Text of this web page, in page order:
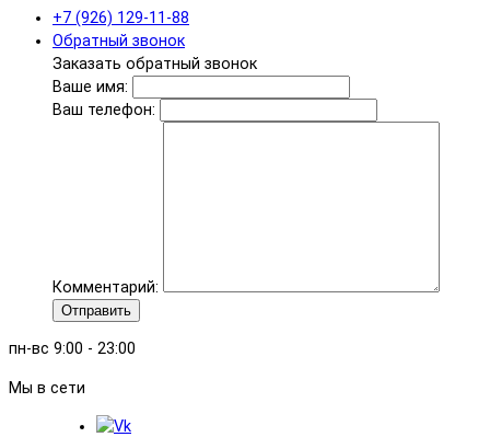
+7 (926) 129-11-88
Обратный звонок
Заказать обратный звонок
Ваше имя:
Ваш телефон:
Комментарий:
Отправить
пн-вс 9:00 - 23:00
Мы в сети